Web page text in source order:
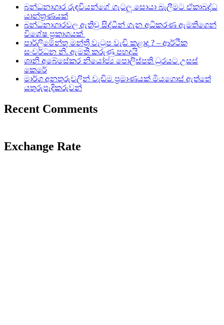
බන්ධනාගාර රුඳවියන්ගේ ගැටලු සොයා බැලීමට ඒකාබද්ධ
යාන්ත්‍රණයක්
බන්ධනාගාරවල ඇතිවු සිද්ධීන් ගැන අධිකරණ ඇමතිගෙන්
විශේෂ ප්‍රකාශයක්
පාර්ලිමේන්තු මන්ත්‍රී වැටුප වැඩි කළාද ? – ආර්ථික
සංවර්ධන නි. ඇමති කරුණු පහදයි
ශානි අබේසේකර නියෝජ්‍ය පොලිස්පති ධුරයට උසස්
කෙරේ
මාර්ග අනතුරුවලින් වැඩිම ප්‍රමාණයක් මියගොස් ඇත්තේ
යතුරුපැදිකරුවන්
Recent Comments
Exchange Rate